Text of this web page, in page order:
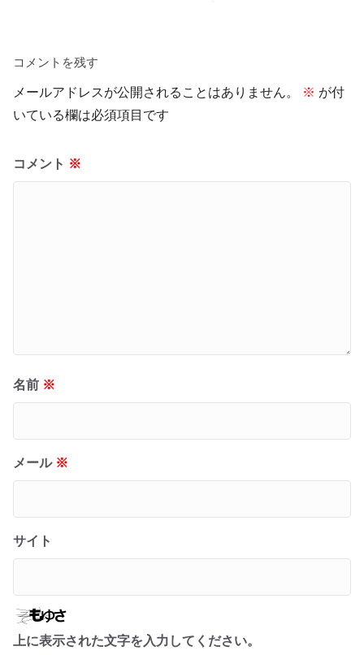
コメントを残す
メールアドレスが公開されることはありません。 ※ が付
いている欄は必須項目です
コメント ※
名前 ※
メール ※
サイト
上に表示された文字を入力してください。